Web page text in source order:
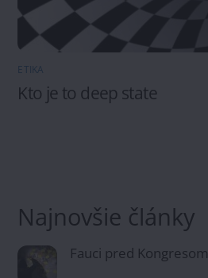
ETIKA
Kto je to deep state
Najnovšie články
Fauci pred Kongresom